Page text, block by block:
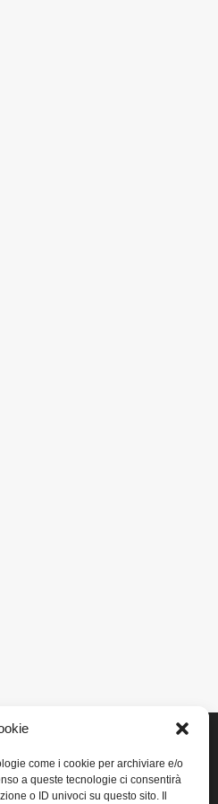
come i cookie per archiviare e/o
a queste tecnologie ci consentirà
o ID univoci su questo sito. Il